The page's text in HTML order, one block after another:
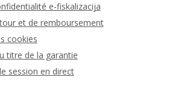
e-fiskalizacija
et de remboursement
cookies
titre de la garantie
session en direct